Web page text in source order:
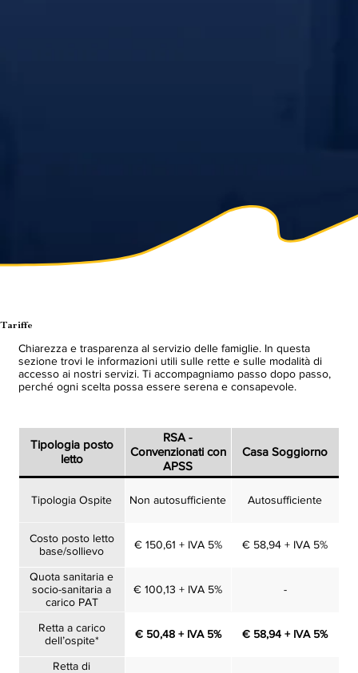
Tariffe
Chiarezza e trasparenza al servizio delle famiglie. In questa
sezione trovi le informazioni utili sulle rette e sulle modalità di
accesso ai nostri servizi. Ti accompagniamo passo dopo passo,
perché ogni scelta possa essere serena e consapevole.
Tipologia posto
letto
RSA -
Convenzionati con
APSS
Casa Soggiorno
Tipologia Ospite Non autosufficiente Autosufficiente
Costo posto letto
base/sollievo
€ 150,61 + IVA 5% € 58,94 + IVA 5%
Quota sanitaria e
socio-sanitaria a
carico PAT
€ 100,13 + IVA 5% -
Retta a carico
dell’ospite*
€ 50,48 + IVA 5% € 58,94 + IVA 5%
Retta di